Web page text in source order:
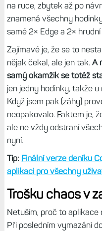
na ruce, zbytek až po
znamená všechny
samé 2× Edge a 2×
Zajímavé je, že se to
nějak čekal, ale jen tak. A
samý okamžik se totéž
jen jedny hodinky, takže
Když jsem pak (záhy)
neopakovalo. Faktem je,
ale ne vždy odstraní
nyní.
Tip: Finální verze deníku
aplikaci pro všechny
Trošku chaos v
Netuším, proč to aplikace
Při posledním vymazání